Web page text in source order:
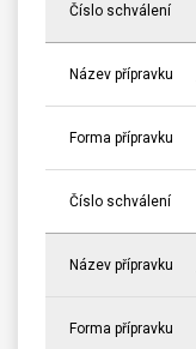
Číslo schválení
Název přípravku
Forma přípravku
Číslo schválení
Název přípravku
Forma přípravku